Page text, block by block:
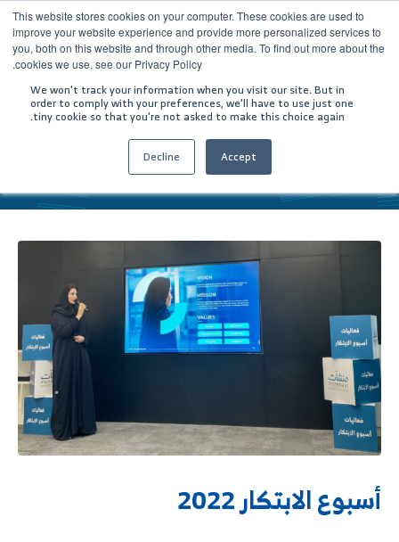
This website stores cookies on your computer. These cookies are used to
improve your website experience and provide more personalized services to
you, both on this website and through other media. To find out more about the
cookies we use, see our Privacy Policy.
We won't track your information when you visit our site. But in
order to comply with your preferences, we'll have to use just one
tiny cookie so that you're not asked to make this choice again.
Accept
Decline الأخبار
أسبوع الابتكار 2022